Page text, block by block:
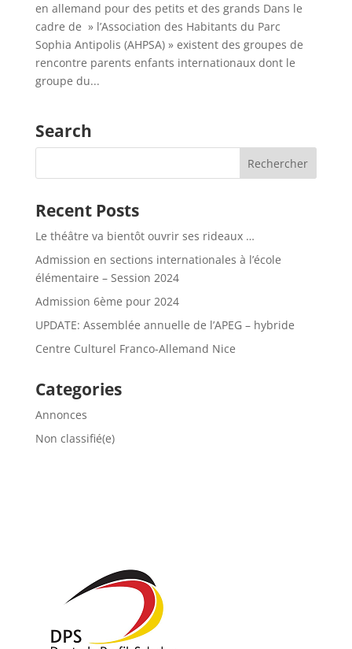
en allemand pour des petits et des grands Dans le
cadre de » l’Association des Habitants du Parc
Sophia Antipolis (AHPSA) » existent des groupes de
rencontre parents enfants internationaux dont le
groupe du...
Search
Recent Posts
Le théâtre va bientôt ouvrir ses rideaux …
Admission en sections internationales à l’école
élémentaire – Session 2024
Admission 6ème pour 2024
UPDATE: Assemblée annuelle de l’APEG – hybride
Centre Culturel Franco-Allemand Nice
Categories
Annonces
Non classifié(e)